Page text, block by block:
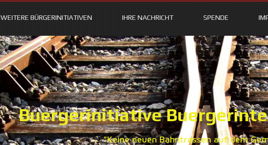
WEITERE BÜRGERINITIATIVEN IHRE NACHRICHT SPENDE
Buergerinitiative
"Keine neuen Bahntrassen auf dem